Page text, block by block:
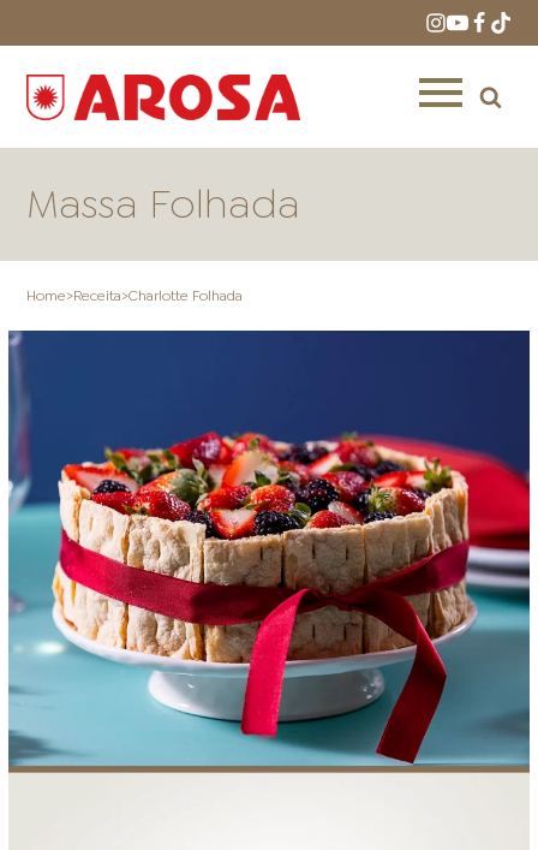
ONDE COMPRAR LOJAS AROSA
DISTRIBUIDORES E
REPRESENTANTES
EMPRESA AGENDA DE CURSOS
Massa Folhada
Home>Receita>Charlotte Folhada